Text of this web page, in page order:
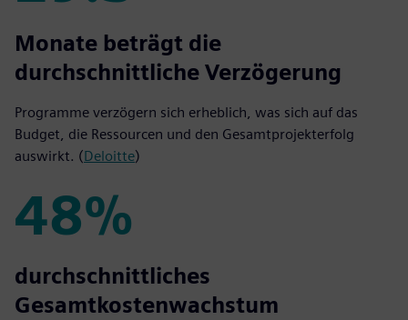
29.5
Monate beträgt die
durchschnittliche Verzögerung
Programme verzögern sich erheblich, was sich auf das
Budget, die Ressourcen und den Gesamtprojekterfolg
auswirkt. (Deloitte)
48%
48%
durchschnittliches
Gesamtkostenwachstum